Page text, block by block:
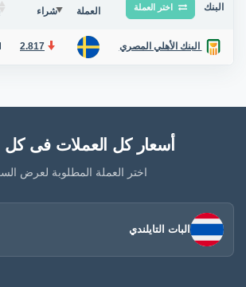
البنك اختر العملة العملة شراء
البنك الأهلي المصري 2.817
أسعار كل العملات فى كل
اختر العملة المطلوبة لعرض
البات التايلندي